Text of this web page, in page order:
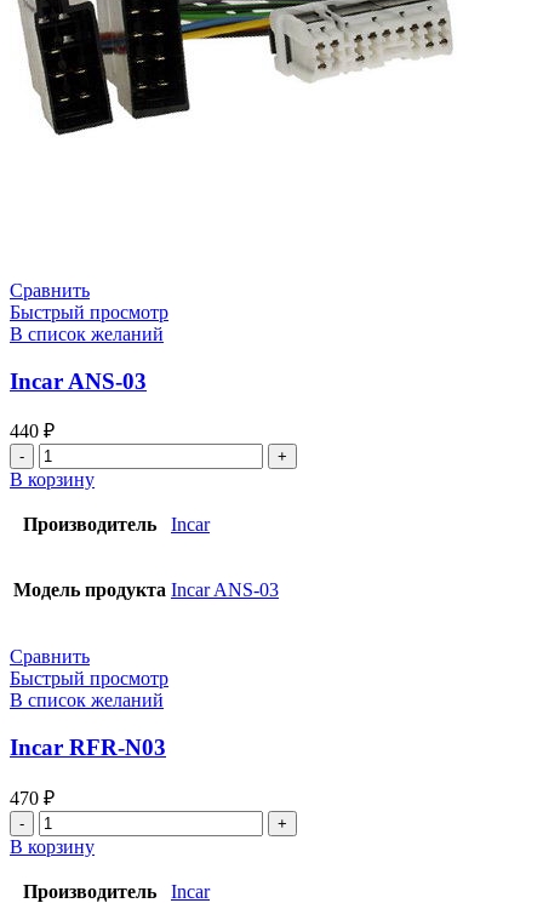
Сравнить
Быстрый просмотр
В список желаний
Incar ANS-03
440 ₽
В корзину
Производитель Incar
Модель продукта Incar ANS-03
Сравнить
Быстрый просмотр
В список желаний
Incar RFR-N03
470 ₽
В корзину
Производитель Incar